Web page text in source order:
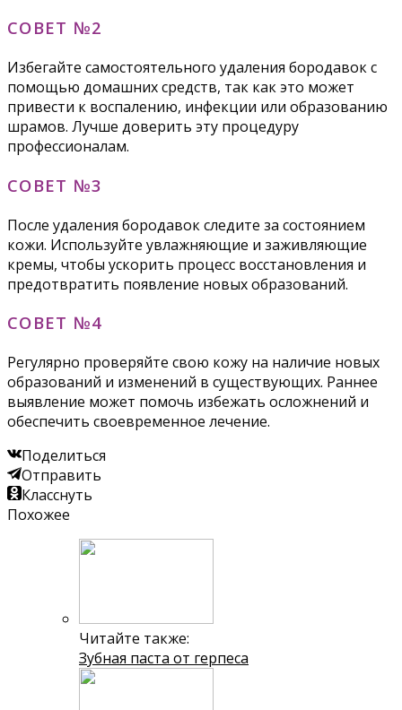
СОВЕТ №2
Избегайте самостоятельного удаления бородавок с
помощью домашних средств, так как это может
привести к воспалению, инфекции или образованию
шрамов. Лучше доверить эту процедуру
профессионалам.
СОВЕТ №3
После удаления бородавок следите за состоянием
кожи. Используйте увлажняющие и заживляющие
кремы, чтобы ускорить процесс восстановления и
предотвратить появление новых образований.
СОВЕТ №4
Регулярно проверяйте свою кожу на наличие новых
образований и изменений в существующих. Раннее
выявление может помочь избежать осложнений и
обеспечить своевременное лечение.
Поделиться
Отправить
Класснуть
Похожее
Читайте также:
Зубная паста от герпеса